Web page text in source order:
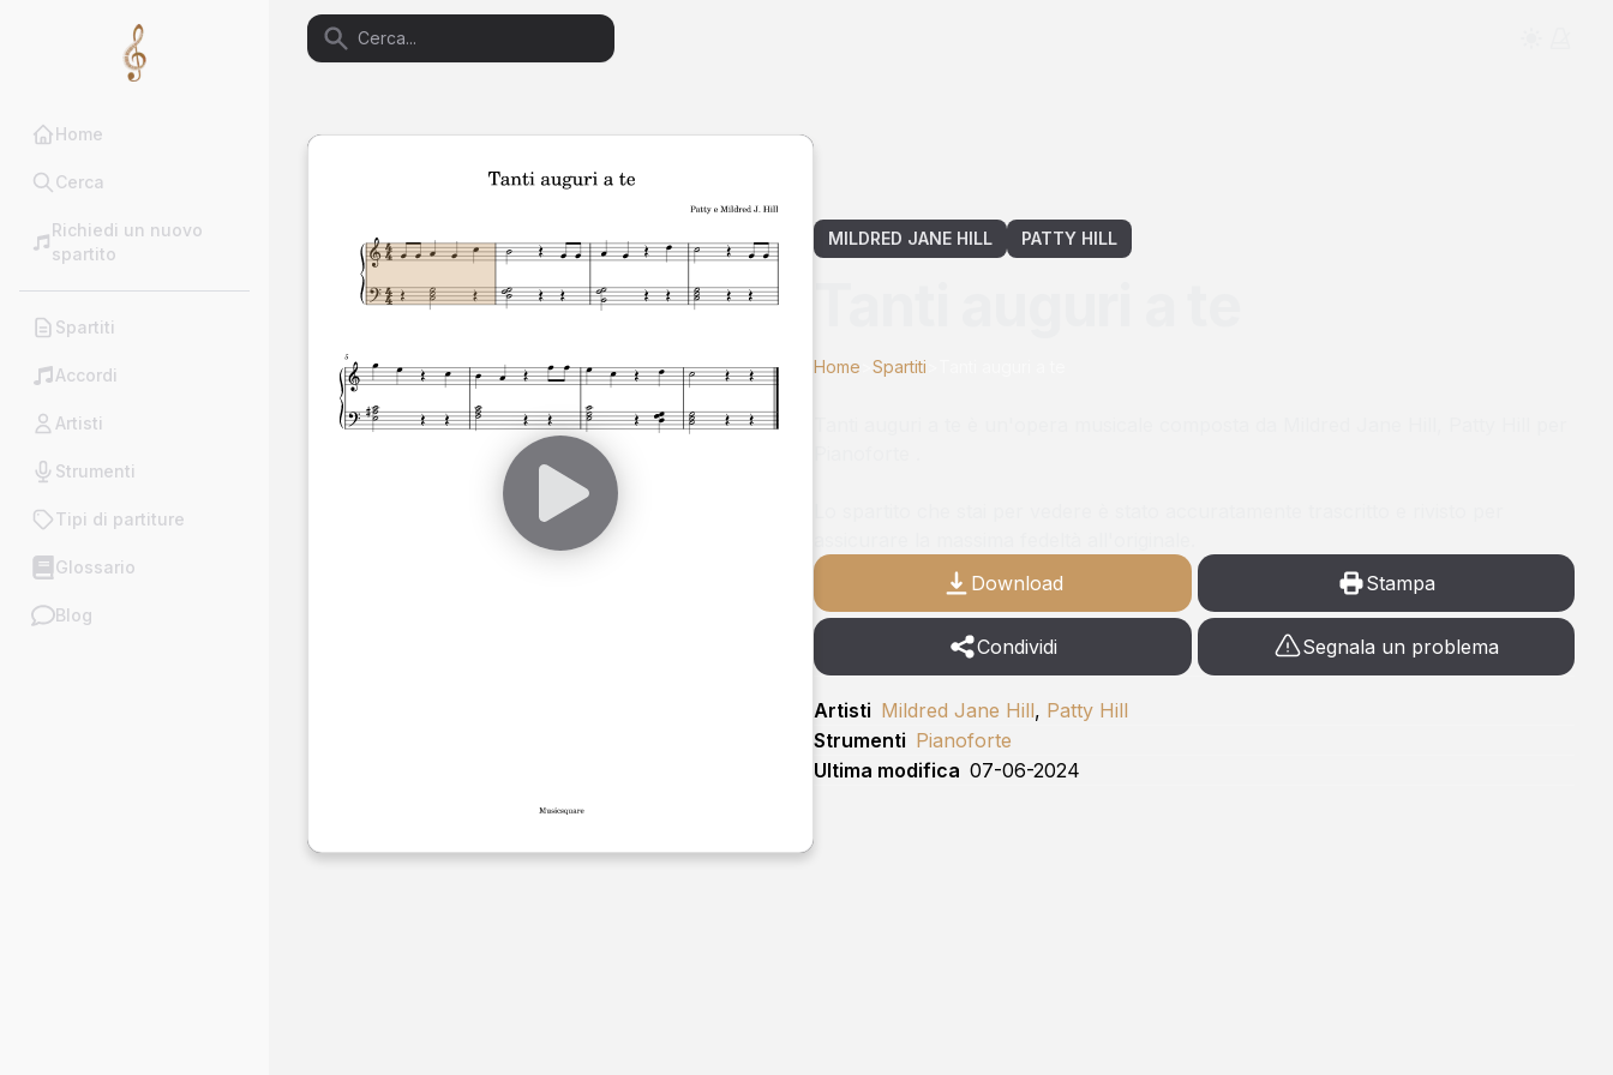
Home
Cerca
Richiedi un nuovo
spartito
Spartiti
Accordi
Artisti
Strumenti
Tipi di partiture
Glossario
Blog
MILDRED JANE HILL PATTY HILL
Home >Spartiti
Download
Stampa
Condividi Segnala un problema
Artisti Mildred Jane Hill, Patty Hill
Strumenti Pianoforte
Ultima modifica 07-06-2024